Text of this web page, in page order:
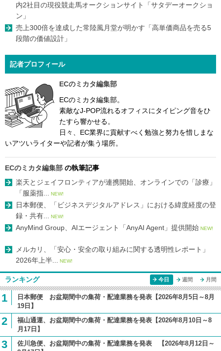
内2社目の現役競走馬オークションサイト「サタデーオークショ
ン」
売上300倍を達成した常陸風月堂が明かす「高単価商品を売る5
段階の価値設計」
記者プロフィール
ECのミカタ編集部
ECのミカタ編集部。
素敵なJ-POP流れるオフィスにタイピング音をひ
たすら響かせる。
日々、EC業界に貢献すべく勉強と努力を惜しまな
いアツいライターや記者が集う場所。
ECのミカタ編集部 の執筆記事
楽天とジェイフロンティアが連携開始、オンラインでの「診療」
「服薬指...
NEW!
日本郵便、「ビジネスデジタルアドレス」における緯度経度の登
録・共有...
NEW!
AnyMind Group、AIエージェント「AnyAI Agent」提供開始 NEW!
メルカリ、「安心・安全の取り組みに関する透明性レポート」
2026年上半...
NEW!
ランキング 今日 週間 月間
1
日本郵便 お盆期間中の集荷・配達業務を発表【2026年8月5日～8月
19日】
2
福山通運、お盆期間中の集荷・配達業務を発表【2026年8月10日～8
月17日】
3
佐川急便、お盆期間中の集荷・配達業務を発表 【2026年8月12日～